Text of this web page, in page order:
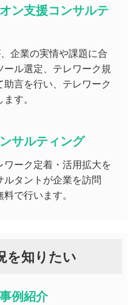
ン支援コンサルテ
企業の実情や課題に合
ル選定、テレワーク規
言を行い、テレワーク
す。
サルティング
ーク定着・活用拡大を
タントが企業を訪問
で行います。
を知りたい
例紹介